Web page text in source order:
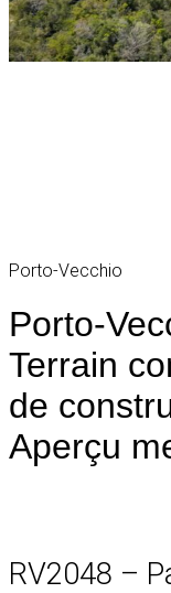
Porto-Vecchio
Porto-
Terrain
de
Aperçu
RV2048 –